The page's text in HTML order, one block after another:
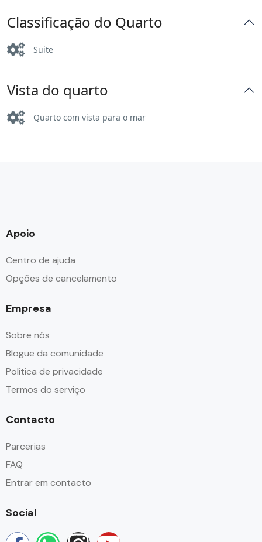
Classificação do Quarto
Suite
Vista do quarto
Quarto com vista para o mar
Apoio
Centro de ajuda
Opções de cancelamento
Empresa
Sobre nós
Blogue da comunidade
Política de privacidade
Termos do serviço
Contacto
Parcerias
FAQ
Entrar em contacto
Social